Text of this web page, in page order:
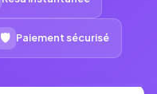
🛡 Paiement sécurisé